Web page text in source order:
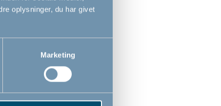
oplysninger, du har givet
Marketing